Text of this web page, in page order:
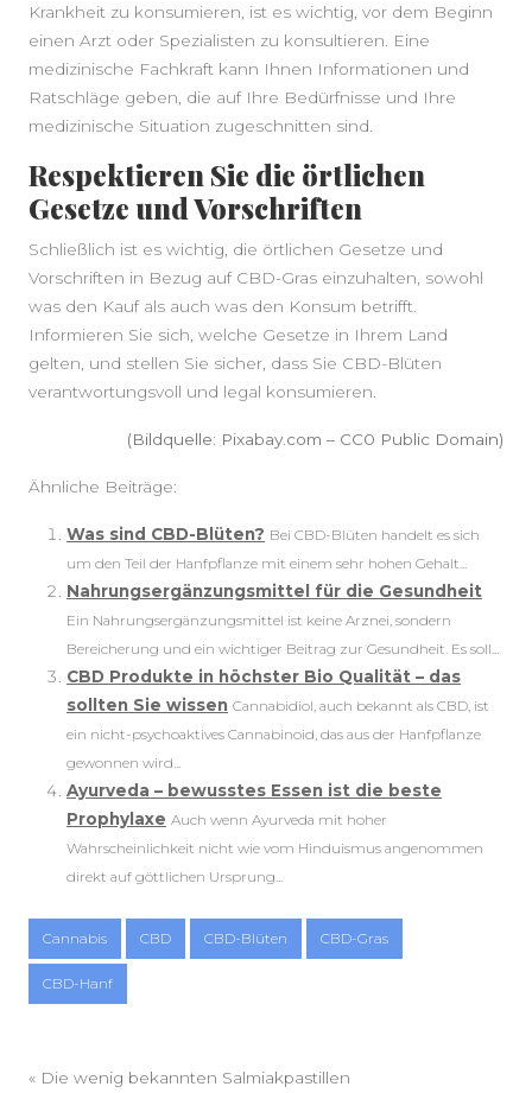
Krankheit zu konsumieren, ist es wichtig, vor dem Beginn
einen Arzt oder Spezialisten zu konsultieren. Eine
medizinische Fachkraft kann Ihnen Informationen und
Ratschläge geben, die auf Ihre Bedürfnisse und Ihre
medizinische Situation zugeschnitten sind.
Respektieren Sie die örtlichen
Gesetze und Vorschriften
Schließlich ist es wichtig, die örtlichen Gesetze und
Vorschriften in Bezug auf CBD-Gras einzuhalten, sowohl
was den Kauf als auch was den Konsum betrifft.
Informieren Sie sich, welche Gesetze in Ihrem Land
gelten, und stellen Sie sicher, dass Sie CBD-Blüten
verantwortungsvoll und legal konsumieren.
(Bildquelle: Pixabay.com – CC0 Public Domain)
Ähnliche Beiträge:
Was sind CBD-Blüten? Bei CBD-Blüten handelt es sich
um den Teil der Hanfpflanze mit einem sehr hohen Gehalt...
Nahrungsergänzungsmittel für die Gesundheit
Ein Nahrungsergänzungsmittel ist keine Arznei, sondern
Bereicherung und ein wichtiger Beitrag zur Gesundheit. Es soll...
CBD Produkte in höchster Bio Qualität – das
sollten Sie wissen Cannabidiol, auch bekannt als CBD, ist
ein nicht-psychoaktives Cannabinoid, das aus der Hanfpflanze
gewonnen wird...
Ayurveda – bewusstes Essen ist die beste
Prophylaxe Auch wenn Ayurveda mit hoher
Wahrscheinlichkeit nicht wie vom Hinduismus angenommen
direkt auf göttlichen Ursprung...
Cannabis CBD CBD-Blüten CBD-Gras
CBD-Hanf
« Die wenig bekannten Salmiakpastillen